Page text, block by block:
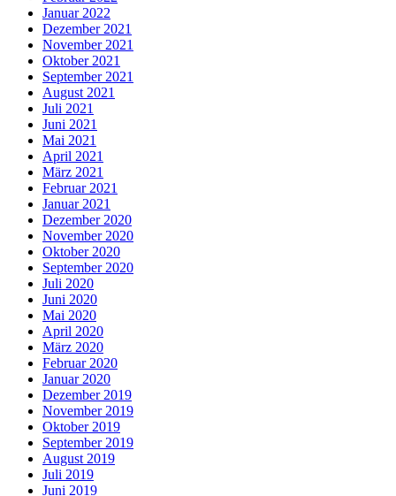
Januar 2022
Dezember 2021
November 2021
Oktober 2021
September 2021
August 2021
Juli 2021
Juni 2021
Mai 2021
April 2021
März 2021
Februar 2021
Januar 2021
Dezember 2020
November 2020
Oktober 2020
September 2020
Juli 2020
Juni 2020
Mai 2020
April 2020
März 2020
Februar 2020
Januar 2020
Dezember 2019
November 2019
Oktober 2019
September 2019
August 2019
Juli 2019
Juni 2019